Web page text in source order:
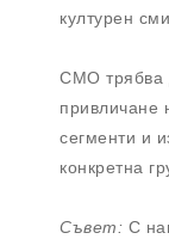
културен
CMO
привличане
сегменти и
конкретна
Съвет: С